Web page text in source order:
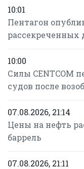
10:01
Пентагон
10:00
Силы CENTCOM
судов после
07.08.2026, 21:14
Цены на нефть
баррель
07.08.2026, 21:11